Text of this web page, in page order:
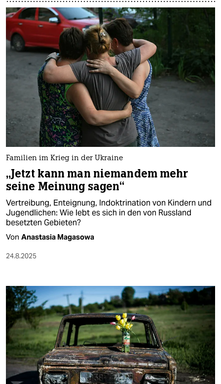
Familien im Krieg in der Ukraine
„Jetzt kann man niemandem mehr
seine Meinung sagen“
Vertreibung, Enteignung, Indoktrination von Kindern und
Jugendlichen: Wie lebt es sich in den von Russland
besetzten Gebieten?
Von Anastasia Magasowa
24.8.2025